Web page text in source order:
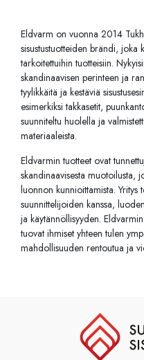
Eldvarm on vuonna 2014
sisustustuotteiden brändi, joka
tarkoitettuihin tuotteisiin.
skandinaavisen perinteen ja
tyylikkäitä ja kestäviä
esimerkiksi takkasetit,
suunniteltu huolella ja
materiaaleista.
Eldvarmin tuotteet ovat
skandinaavisesta muotoilusta,
luonnon kunnioittamista. Yritys
suunnittelijoiden kanssa,
ja käytännöllisyyden.
tuovat ihmiset yhteen tulen
mahdollisuuden rentoutua ja